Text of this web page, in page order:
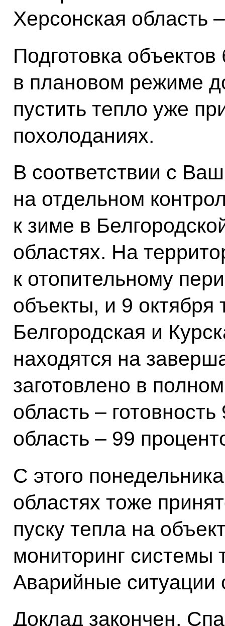
Херсонская область
Подготовка
в плановом режиме
пустить тепло уже
похолоданиях.
В соответствии с
на отдельном
к зиме в
областях. На
к отопительному
объекты, и 9
Белгородская и
находятся на
заготовлено в
область –
область – 99
С этого
областях тоже
пуску тепла на
мониторинг системы
Аварийные ситуации
Доклад закончен.